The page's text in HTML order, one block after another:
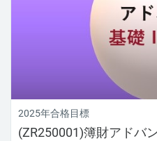
2025年合格目標
(ZR250001)簿財アドバ